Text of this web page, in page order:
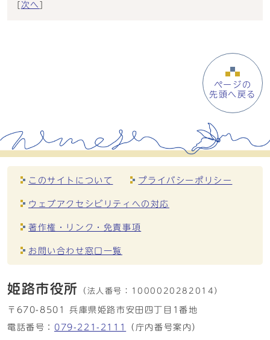
次へ
ページの
先頭へ戻る
このサイトについて プライバシーポリシー
ウェブアクセシビリティへの対応
著作権・リンク・免責事項
お問い合わせ窓口一覧
姫路市役所 （法人番号： 1000020282014）
〒670-8501 兵庫県姫路市安田四丁目1番地
電話番号： 079-221-2111
（庁内番号案内）